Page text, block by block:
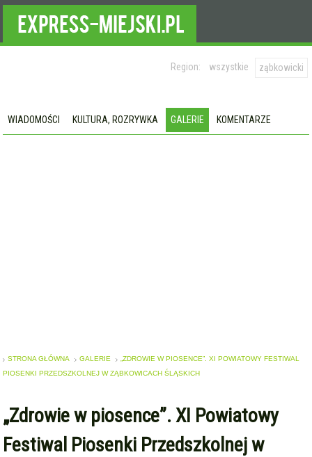
Region: wszystkie ząbkowicki
WIADOMOŚCI KULTURA, ROZRYWKA GALERIE KOMENTARZE
STRONA GŁÓWNA GALERIE
„ZDROWIE W PIOSENCE”. XI POWIATOWY FESTIWAL
PIOSENKI PRZEDSZKOLNEJ W ZĄBKOWICACH ŚLĄSKICH
„Zdrowie w piosence”. XI Powiatowy
Festiwal Piosenki Przedszkolnej w